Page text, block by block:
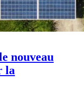
nouveau
la